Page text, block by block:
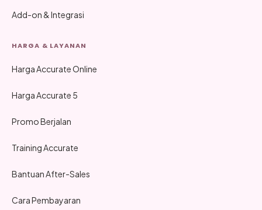
Add-on & Integrasi
HARGA & LAYANAN
Harga Accurate Online
Harga Accurate 5
Promo Berjalan
Training Accurate
Bantuan After-Sales
Cara Pembayaran